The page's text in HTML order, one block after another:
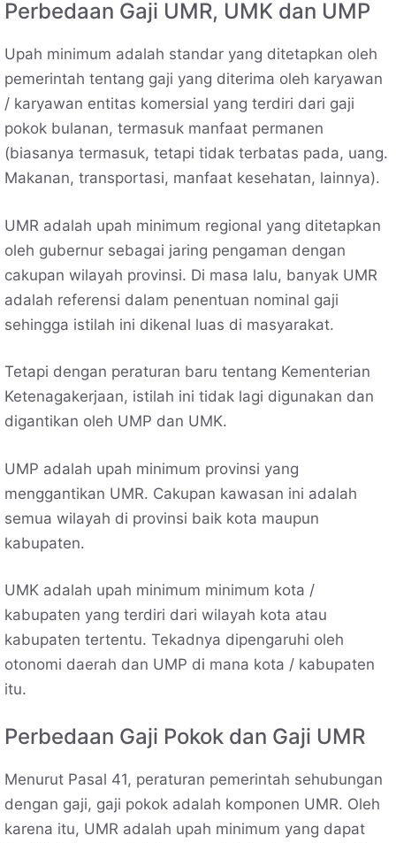
Perbedaan Gaji UMR, UMK dan UMP
Upah minimum adalah standar yang ditetapkan oleh
pemerintah tentang gaji yang diterima oleh karyawan
/ karyawan entitas komersial yang terdiri dari gaji
pokok bulanan, termasuk manfaat permanen
(biasanya termasuk, tetapi tidak terbatas pada, uang.
Makanan, transportasi, manfaat kesehatan, lainnya).
UMR adalah upah minimum regional yang ditetapkan
oleh gubernur sebagai jaring pengaman dengan
cakupan wilayah provinsi. Di masa lalu, banyak UMR
adalah referensi dalam penentuan nominal gaji
sehingga istilah ini dikenal luas di masyarakat.
Tetapi dengan peraturan baru tentang Kementerian
Ketenagakerjaan, istilah ini tidak lagi digunakan dan
digantikan oleh UMP dan UMK.
UMP adalah upah minimum provinsi yang
menggantikan UMR. Cakupan kawasan ini adalah
semua wilayah di provinsi baik kota maupun
kabupaten.
UMK adalah upah minimum minimum kota /
kabupaten yang terdiri dari wilayah kota atau
kabupaten tertentu. Tekadnya dipengaruhi oleh
otonomi daerah dan UMP di mana kota / kabupaten
itu.
Perbedaan Gaji Pokok dan Gaji UMR
Menurut Pasal 41, peraturan pemerintah sehubungan
dengan gaji, gaji pokok adalah komponen UMR. Oleh
karena itu, UMR adalah upah minimum yang dapat